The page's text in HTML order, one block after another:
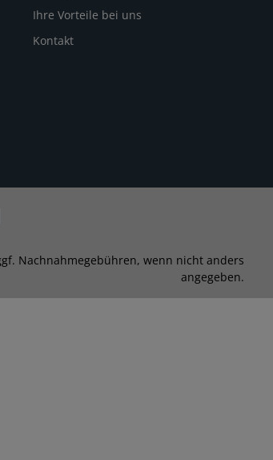
Ihre Vorteile bei uns
Kontakt
Nachnahmegebühren, wenn nicht anders
angegeben.